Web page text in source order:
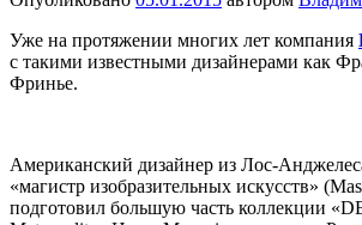
Уже на протяжении многих лет компания
с такими известными дизайнерами как
Фринье.
Американский дизайнер из Лос-
«магистр изобразительных искусств»
подготовил большую часть коллекции